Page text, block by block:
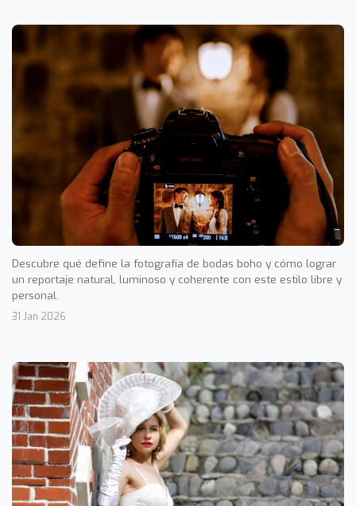
Descubre qué define la fotografía de bodas boho y cómo lograr
un reportaje natural, luminoso y coherente con este estilo libre y
personal.
31 Jan 2026